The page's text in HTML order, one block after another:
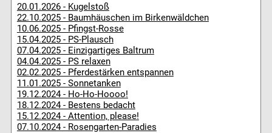
20.01.2026 - Kugelstoß
22.10.2025 - Baumhäuschen im Birkenwäldchen
10.06.2025 - Pfingst-Rosse
15.04.2025 - PS-Plausch
07.04.2025 - Einzigartiges Baltrum
04.04.2025 - PS relaxen
02.02.2025 - Pferdestärken entspannen
11.01.2025 - Sonnetanken
19.12.2024 - Ho-Ho-Hoooo!
18.12.2024 - Bestens bedacht
15.12.2024 - Attention, please!
07.10.2024 - Rosengarten-Paradies